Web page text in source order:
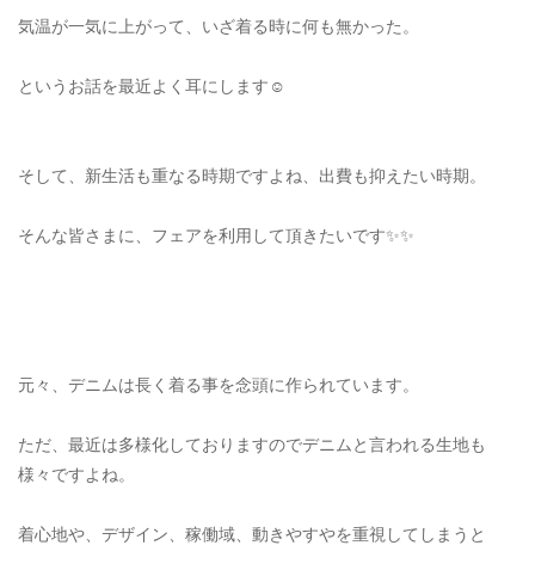
SHIRT : シャツ
OUTERS : アウター
DENIM : デニム
PANTS/SKIRT : パンツ・スカート
LADIES : レディース
気温が一気に上がって、いざ着る時に何も無かった。
というお話を最近よく耳にします☺️
そして、新生活も重なる時期ですよね、出費も抑えたい時期。
そんな皆さまに、フェアを利用して頂きたいです✨✨
元々、デニムは長く着る事を念頭に作られています。
ただ、最近は多様化しておりますのでデニムと言われる生地も
様々ですよね。
着心地や、デザイン、稼働域、動きやすやを重視してしまうと